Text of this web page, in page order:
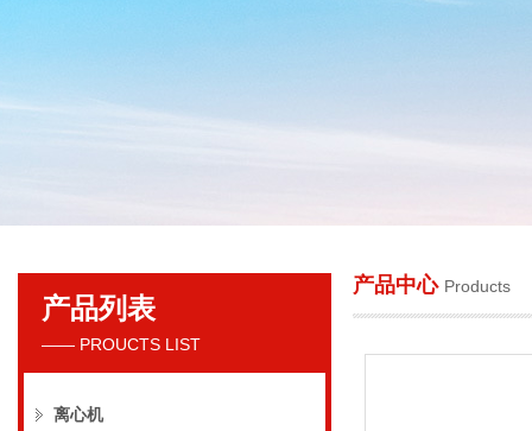
贝克曼库尔特国际贸易（上海）有限公司
产品列表
—— PROUCTS LIST
离心机
产品中心 Products